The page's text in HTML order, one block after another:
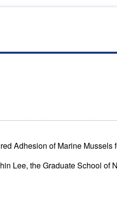
Adhesion of Marine Mussels
Lee, the Graduate School of